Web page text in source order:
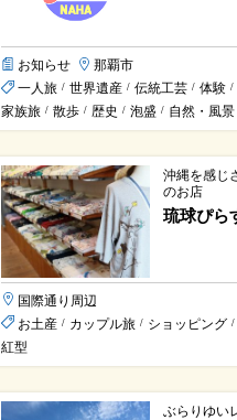
お知らせ
那覇市
一人旅 / 世界遺産 / 伝統工芸 / 体験 /
家族旅 / 散歩 / 歴史 / 泡盛 / 自然・風景
沖縄を感じ
のお店
琉球ぴ
国際通り周辺
お土産 / カップル旅 / ショッピング /
紅型
ぶらりゆい